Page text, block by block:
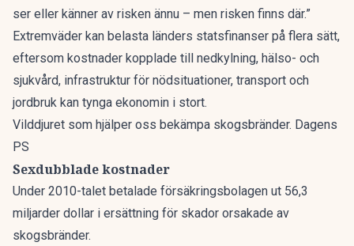
ser eller känner av risken ännu – men risken finns där.”
Extremväder kan belasta länders statsfinanser på flera sätt,
eftersom kostnader kopplade till nedkylning, hälso- och
sjukvård, infrastruktur för nödsituationer, transport och
jordbruk kan tynga ekonomin i stort.
Vilddjuret som hjälper oss bekämpa skogsbränder. Dagens
PS
Sexdubblade kostnader
Under 2010-talet betalade försäkringsbolagen ut 56,3
miljarder dollar i ersättning för skador orsakade av
skogsbränder.